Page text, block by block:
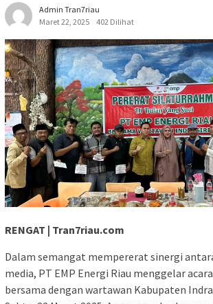
Admin Tran7riau
Maret 22, 2025
402 Dilihat
RENGAT | Tran7riau.com
Dalam semangat mempererat sinergi
media, PT EMP Energi Riau menggelar
bersama dengan wartawan Kabupaten